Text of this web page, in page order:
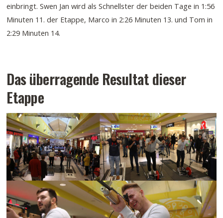
einbringt. Swen Jan wird als Schnellster der beiden Tage in 1:56
Minuten 11. der Etappe, Marco in 2:26 Minuten 13. und Tom in
2:29 Minuten 14.
Das überragende Resultat dieser
Etappe